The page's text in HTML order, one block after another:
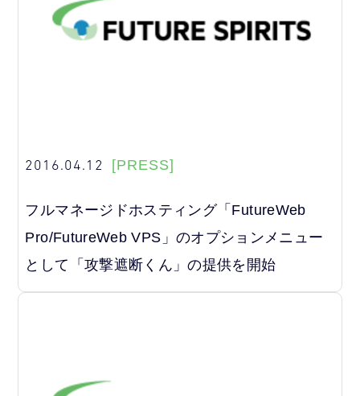
2016.04.12 [PRESS]
フルマネージドホスティング「FutureWeb
Pro/FutureWeb VPS」のオプションメニュー
として「攻撃遮断くん」の提供を開始